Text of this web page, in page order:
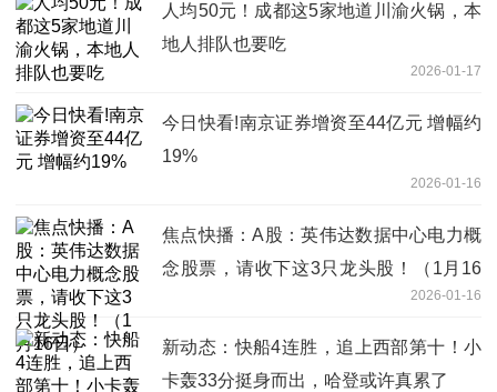
人均50元！成都这5家地道川渝火锅，本
地人排队也要吃
2026-01-17
今日快看!南京证券增资至44亿元 增幅约
19%
2026-01-16
焦点快播：A股：英伟达数据中心电力概
念股票，请收下这3只龙头股！（1月16
2026-01-16
新动态：快船4连胜，追上西部第十！小
卡轰33分挺身而出，哈登或许真累了